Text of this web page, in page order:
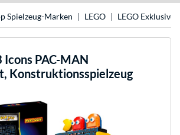
Spielzeug-Marken LEGO LEGO Exklusive
Icons PAC-MAN
Konstruktionsspielzeug